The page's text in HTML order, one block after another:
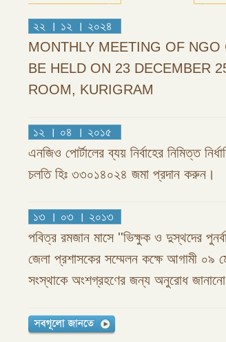
২২ । ১২ । ২০২৪
MONTHLY MEETING OF
BE HELD ON 23 DECEMBER
ROOM, KURIGRAM
১২ । ০৪ । ২০১৫
এনজিও পোর্টালের ব্যয় নির্বাহের নিমিত্ত
চলতি হিঃ ৩৩০১৪০২৪ জমা প্রদান করুন।
১৩ । ০৩ । ২০১৩
পবিত্র রমজান মাসে ''ভিক্ষুক ও দুস্থদের
জেলা প্রশাসকের সম্মেলন কক্ষে আগামী
সংস্থাকে অংশগ্রহণের জন্য অনুরোধ